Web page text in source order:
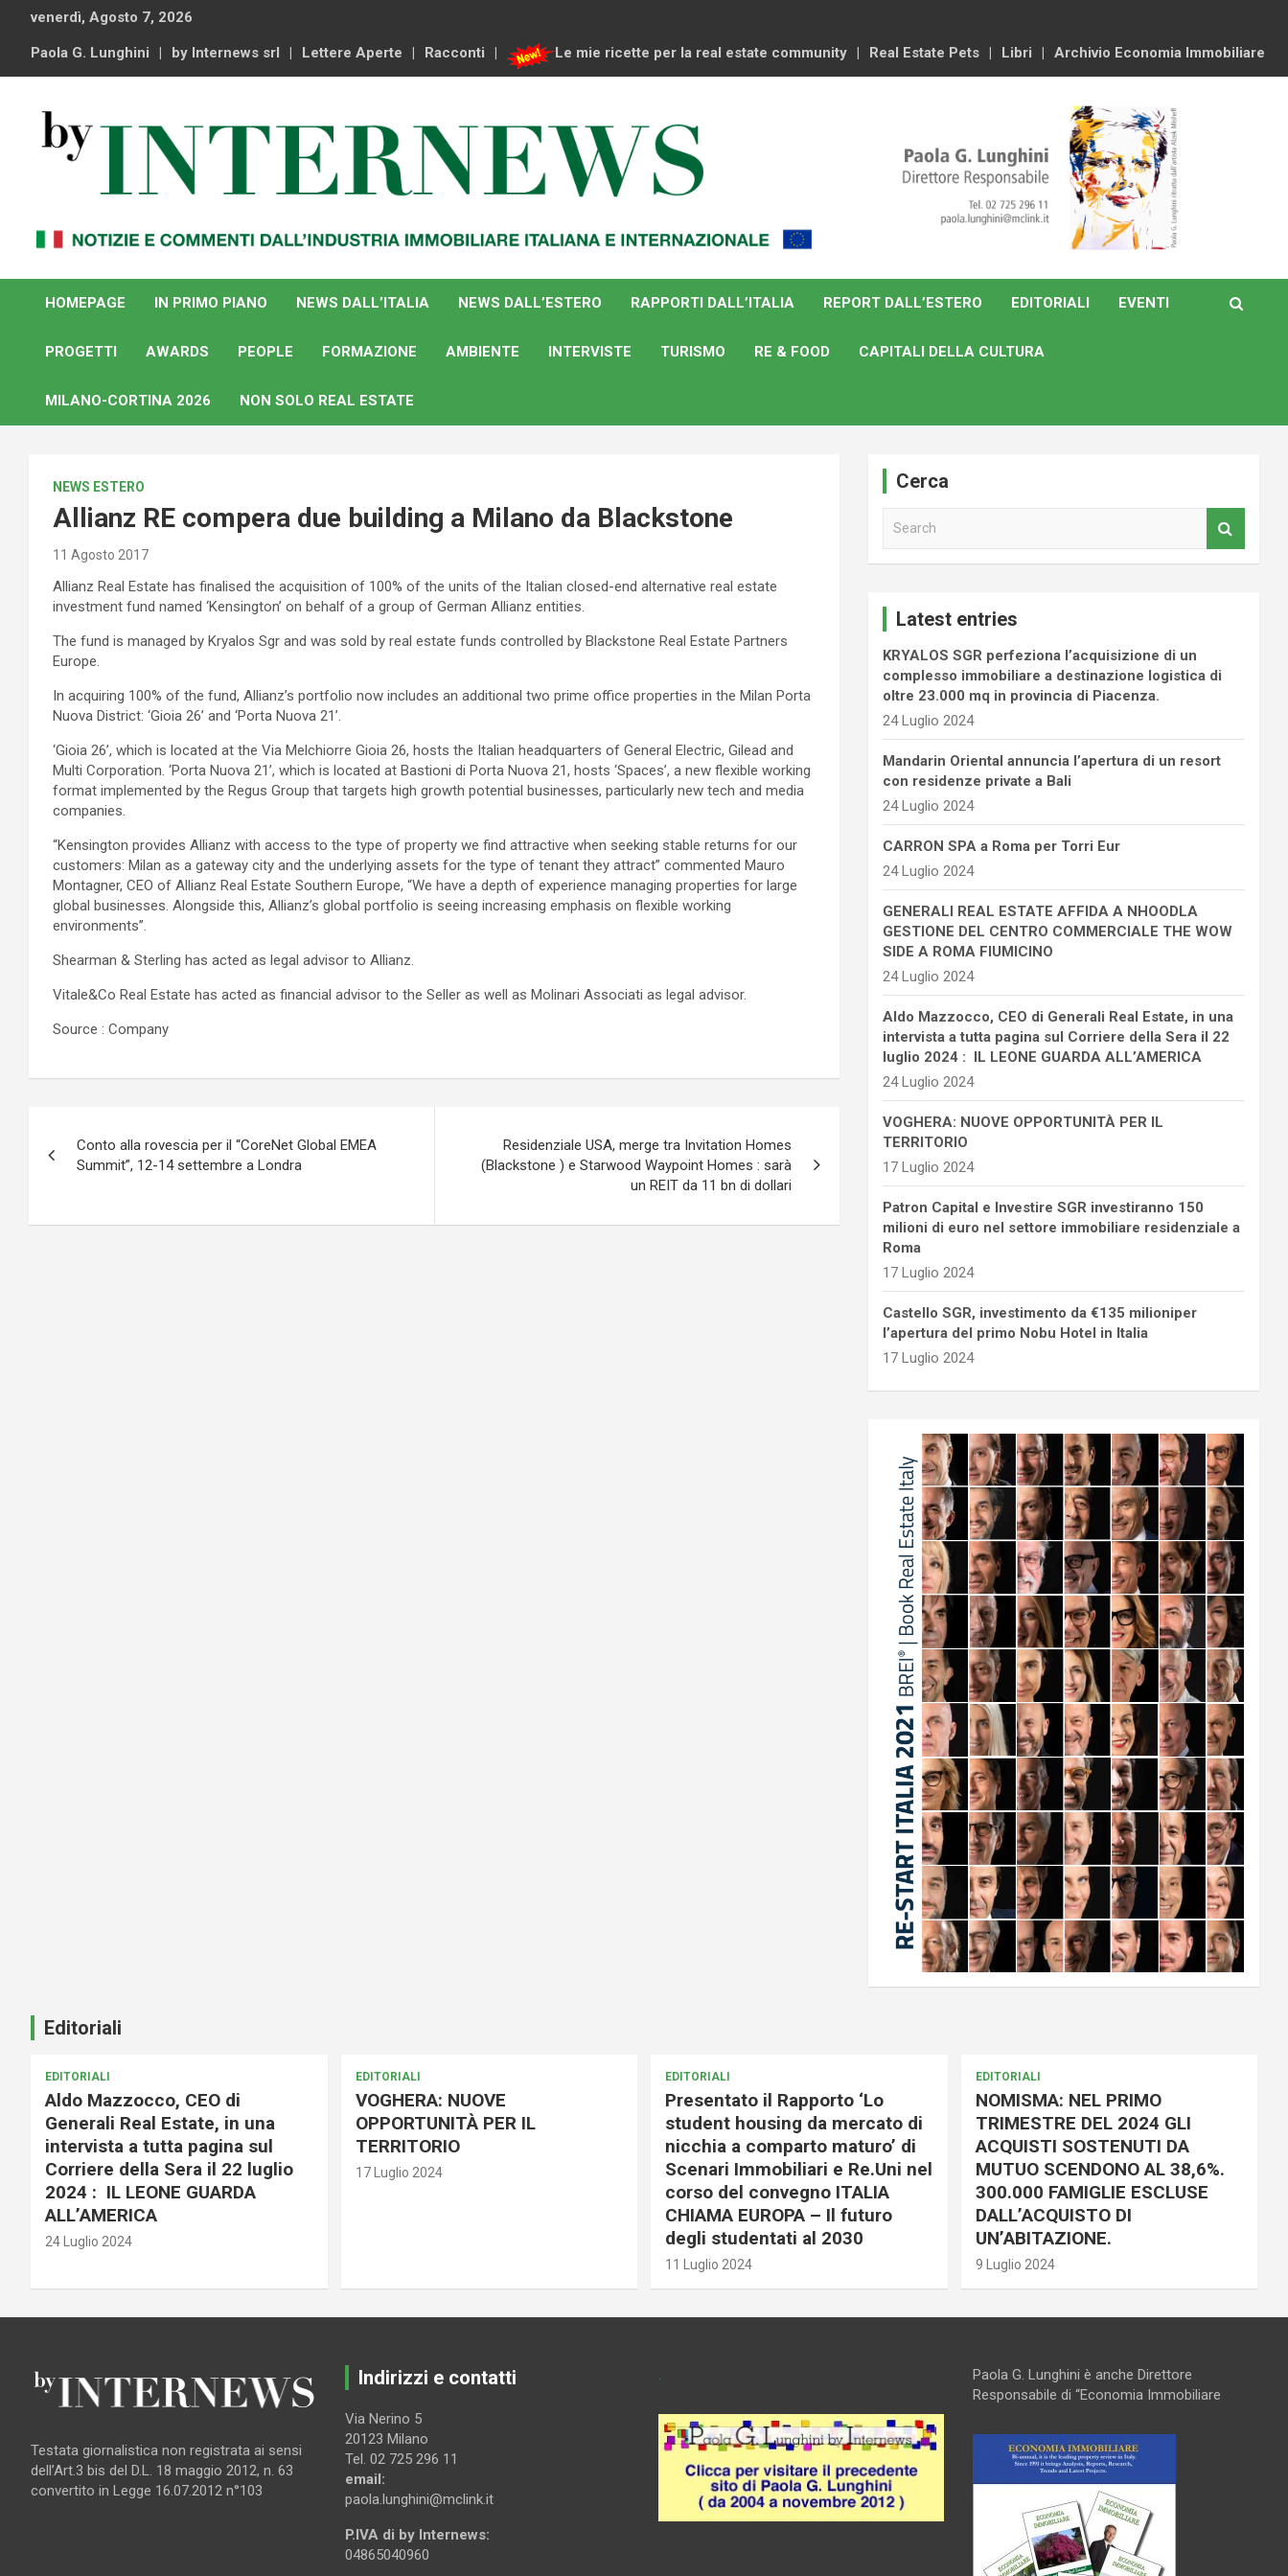
content
venerdì, Agosto 7, 2026
Paola G. Lunghini by Internews srl Lettere Aperte Racconti Le mie ricette per la real estate community Real Estate Pets Libri Archivio Economia Immobiliare
By Internews
internazionale
HOMEPAGE
IN PRIMO PIANO NEWS DALL’ITALIA NEWS DALL’ESTERO RAPPORTI DALL’ITALIA REPORT DALL’ESTERO EDITORIALI EVENTI
PROGETTI AWARDS PEOPLE FORMAZIONE AMBIENTE INTERVISTE TURISMO RE & FOOD CAPITALI DELLA CULTURA
MILANO-CORTINA 2026 NON SOLO REAL ESTATE
NEWS ESTERO
Allianz RE compera due building a Milano da Blackstone
11 Agosto 2017
Allianz Real Estate has finalised the acquisition of 100% of the units of the Italian closed-end alternative real estate
investment fund named ‘Kensington’ on behalf of a group of German Allianz entities.
The fund is managed by Kryalos Sgr and was sold by real estate funds controlled by Blackstone Real Estate Partners
Europe.
In acquiring 100% of the fund, Allianz’s portfolio now includes an additional two prime office properties in the Milan Porta
Nuova District: ‘Gioia 26’ and ‘Porta Nuova 21’.
‘Gioia 26’, which is located at the Via Melchiorre Gioia 26, hosts the Italian headquarters of General Electric, Gilead and
Multi Corporation. ‘Porta Nuova 21’, which is located at Bastioni di Porta Nuova 21, hosts ‘Spaces’, a new flexible working
format implemented by the Regus Group that targets high growth potential businesses, particularly new tech and media
companies.
“Kensington provides Allianz with access to the type of property we find attractive when seeking stable returns for our
customers: Milan as a gateway city and the underlying assets for the type of tenant they attract” commented Mauro
Montagner, CEO of Allianz Real Estate Southern Europe, “We have a depth of experience managing properties for large
global businesses. Alongside this, Allianz’s global portfolio is seeing increasing emphasis on flexible working
environments”.
Shearman & Sterling has acted as legal advisor to Allianz.
Vitale&Co Real Estate has acted as financial advisor to the Seller as well as Molinari Associati as legal advisor.
Source : Company
articoli
Conto alla rovescia per il “CoreNet Global EMEA
Summit”, 12-14 settembre a Londra
Residenziale USA, merge tra Invitation Homes
(Blackstone ) e Starwood Waypoint Homes : sarà
un REIT da 11 bn di dollari
Cerca
Latest entries
KRYALOS SGR perfeziona l’acquisizione di un
complesso immobiliare a destinazione logistica di
oltre 23.000 mq in provincia di Piacenza.
24 Luglio 2024
Mandarin Oriental annuncia l’apertura di un resort
con residenze private a Bali
24 Luglio 2024
CARRON SPA a Roma per Torri Eur
24 Luglio 2024
GENERALI REAL ESTATE AFFIDA A NHOODLA
GESTIONE DEL CENTRO COMMERCIALE THE WOW
SIDE A ROMA FIUMICINO
24 Luglio 2024
Aldo Mazzocco, CEO di Generali Real Estate, in una
intervista a tutta pagina sul Corriere della Sera il 22
luglio 2024 : IL LEONE GUARDA ALL’AMERICA
24 Luglio 2024
VOGHERA: NUOVE OPPORTUNITÀ PER IL
TERRITORIO
17 Luglio 2024
Patron Capital e Investire SGR investiranno 150
milioni di euro nel settore immobiliare residenziale a
Roma
17 Luglio 2024
Castello SGR, investimento da €135 milioniper
l’apertura del primo Nobu Hotel in Italia
17 Luglio 2024
Editoriali
EDITORIALI
Aldo Mazzocco, CEO di
Generali Real Estate, in una
intervista a tutta pagina sul
Corriere della Sera il 22 luglio
2024 : IL LEONE GUARDA
ALL’AMERICA
24 Luglio 2024
EDITORIALI
VOGHERA: NUOVE
OPPORTUNITÀ PER IL
TERRITORIO
17 Luglio 2024
EDITORIALI
Presentato il Rapporto ‘Lo
student housing da mercato di
nicchia a comparto maturo’ di
Scenari Immobiliari e Re.Uni nel
corso del convegno ITALIA
CHIAMA EUROPA – Il futuro
degli studentati al 2030
11 Luglio 2024
EDITORIALI
NOMISMA: NEL PRIMO
TRIMESTRE DEL 2024 GLI
ACQUISTI SOSTENUTI DA
MUTUO SCENDONO AL 38,6%.
300.000 FAMIGLIE ESCLUSE
DALL’ACQUISTO DI
UN’ABITAZIONE.
9 Luglio 2024
Testata giornalistica non registrata ai sensi
dell’Art.3 bis del D.L. 18 maggio 2012, n. 63
convertito in Legge 16.07.2012 n°103
Indirizzi e contatti
Via Nerino 5
20123 Milano
Tel. 02 725 296 11
email:
paola.lunghini@mclink.it
P.IVA di by Internews:
04865040960
.
Paola G. Lunghini è anche Direttore
Responsabile di “Economia Immobiliare